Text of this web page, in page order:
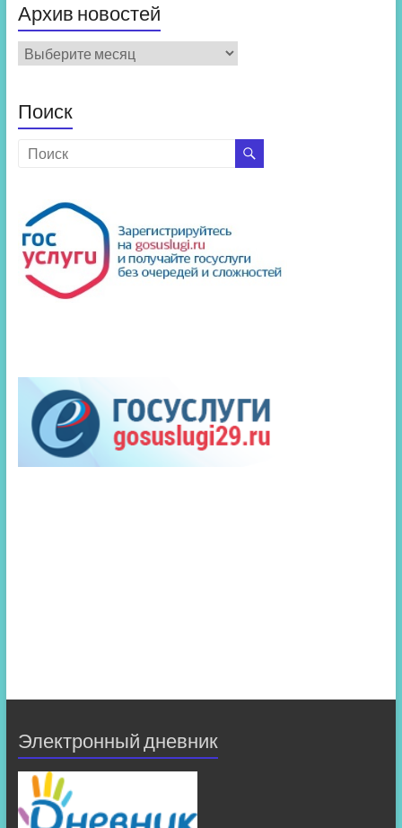
Архив новостей
Архив
новостей
Поиск
Электронный дневник